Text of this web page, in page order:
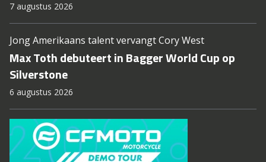
7 augustus 2026
Jong Amerikaans talent vervangt Cory West
Max Toth debuteert in Bagger World Cup op
Silverstone
6 augustus 2026